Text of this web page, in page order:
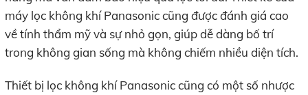
máy lọc không khí Panasonic cũng được đánh giá cao
về tính thẩm mỹ và sự nhỏ gọn, giúp dễ dàng bố trí
trong không gian sống mà không chiếm nhiều diện tích.
Thiết bị lọc không khí Panasonic cũng có một số nhược